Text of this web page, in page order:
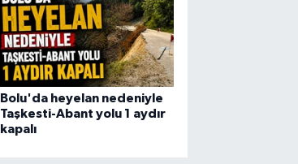
Bolu'da heyelan nedeniyle
Taşkesti-Abant yolu 1 aydır
kapalı